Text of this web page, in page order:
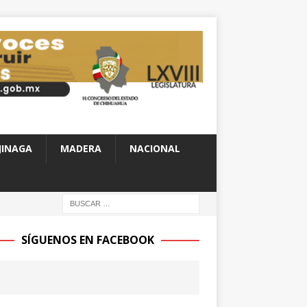
MADERA NACIONAL
SÍGUENOS EN FACEBOOK